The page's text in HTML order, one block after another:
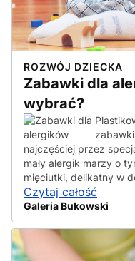
ROZWÓJ DZIECKA
Zabawki dla
wybrać?
najczęściej przez
mały alergik marzy o
mięciutki, delikatny w
Czytaj całość
Galeria Bukowski